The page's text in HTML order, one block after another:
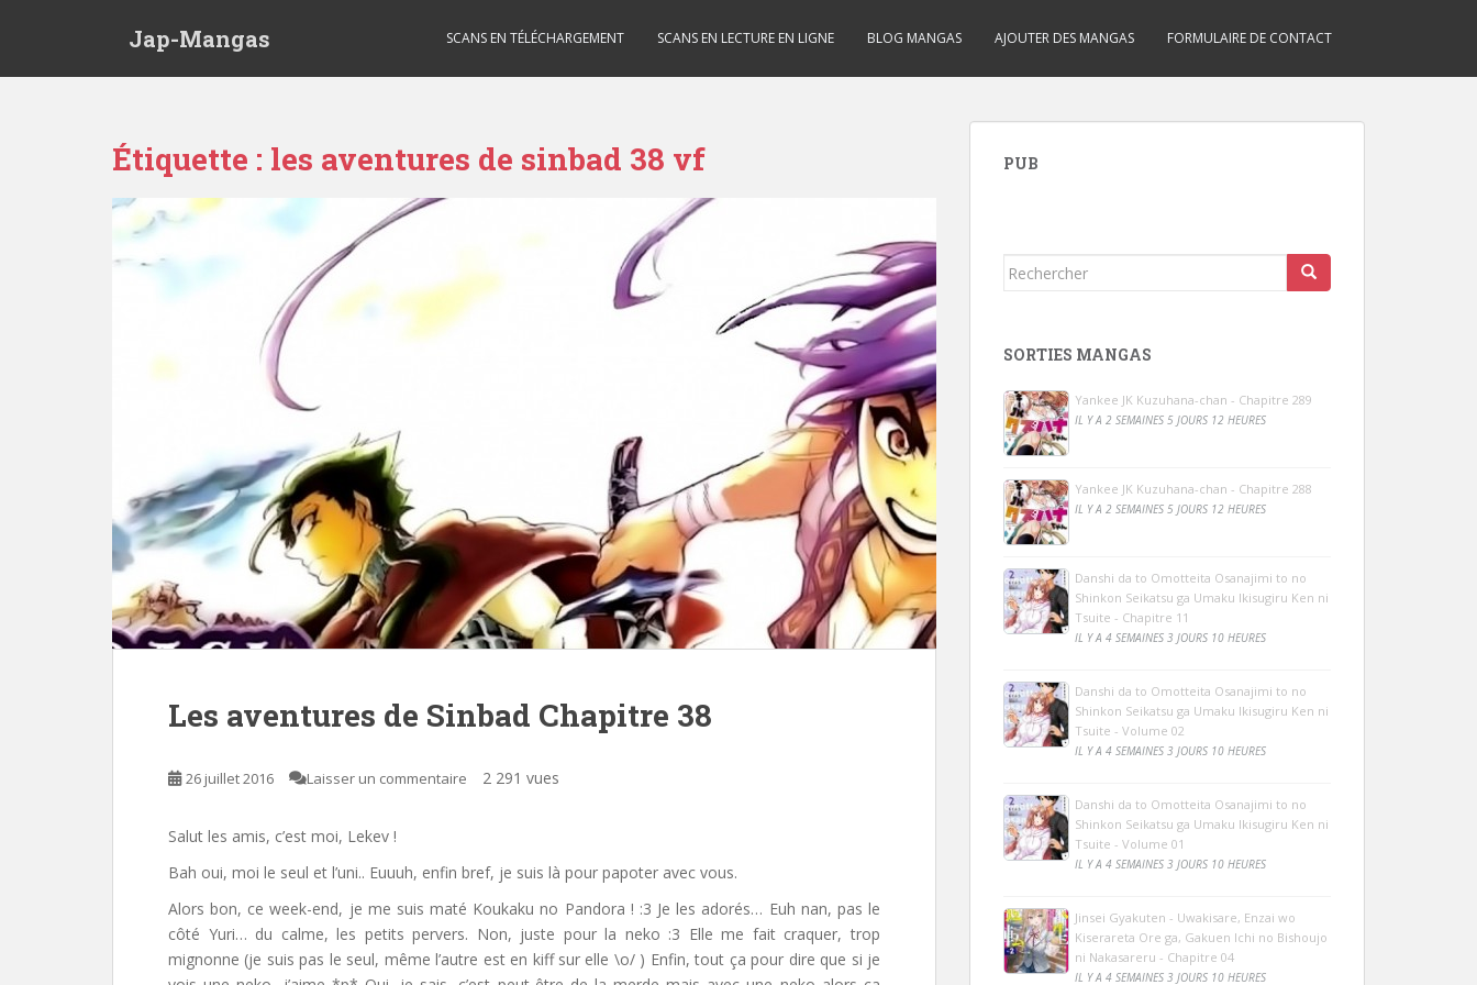
Jap-Mangas SCANS EN TÉLÉCHARGEMENT SCANS EN LECTURE EN LIGNE BLOG MANGAS AJOUTER DES MANGAS FORMULAIRE DE CONTACT
Étiquette : les aventures de sinbad 38 vf
Les aventures de Sinbad Chapitre 38
26 juillet 2016 Laisser un commentaire 2 291 vues
Salut les amis, c’est moi, Lekev !
Bah oui, moi le seul et l’uni.. Euuuh, enfin bref, je suis là pour papoter avec vous.
Alors bon, ce week-end, je me suis maté Koukaku no Pandora ! :3 Je les adorés… Euh nan, pas le
côté Yuri… du calme, les petits pervers. Non, juste pour la neko :3 Elle me fait craquer, trop
mignonne (je suis pas le seul, même l’autre est en kiff sur elle \o/ ) Enfin, tout ça pour dire que si je
PUB
Rechercher...
SORTIES MANGAS
Yankee JK Kuzuhana-chan - Chapitre 289
IL Y A 2 SEMAINES 5 JOURS 12 HEURES
Yankee JK Kuzuhana-chan - Chapitre 288
IL Y A 2 SEMAINES 5 JOURS 12 HEURES
Danshi da to Omotteita Osanajimi to no
Shinkon Seikatsu ga Umaku Ikisugiru Ken ni
Tsuite - Chapitre 11
IL Y A 4 SEMAINES 3 JOURS 10 HEURES
Danshi da to Omotteita Osanajimi to no
Shinkon Seikatsu ga Umaku Ikisugiru Ken ni
Tsuite - Volume 02
IL Y A 4 SEMAINES 3 JOURS 10 HEURES
Danshi da to Omotteita Osanajimi to no
Shinkon Seikatsu ga Umaku Ikisugiru Ken ni
Tsuite - Volume 01
IL Y A 4 SEMAINES 3 JOURS 10 HEURES
Jinsei Gyakuten - Uwakisare, Enzai wo
Kiserareta Ore ga, Gakuen Ichi no Bishoujo
ni Nakasareru - Chapitre 04
IL Y A 4 SEMAINES 3 JOURS 10 HEURES